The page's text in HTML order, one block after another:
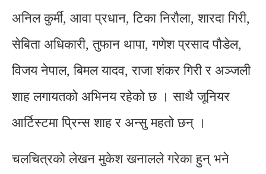
अनिल कुर्मी, आवा प्रधान, टिका निरौला, शारदा गिरी,
सेबिता अधिकारी, तुफान थापा, गणेश प्रसाद पौडेल,
विजय नेपाल, बिमल यादव, राजा शंकर गिरी र अञ्जली
शाह लगायतको अभिनय रहेको छ । साथै जूनियर
आर्टिस्टमा प्रिन्स शाह र अन्सु महतो छन् ।
चलचित्रको लेखन मुकेश खनालले गरेका हुन् भने